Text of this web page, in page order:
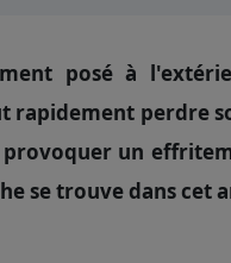
posé à
perdre
un
se trouve dans cet